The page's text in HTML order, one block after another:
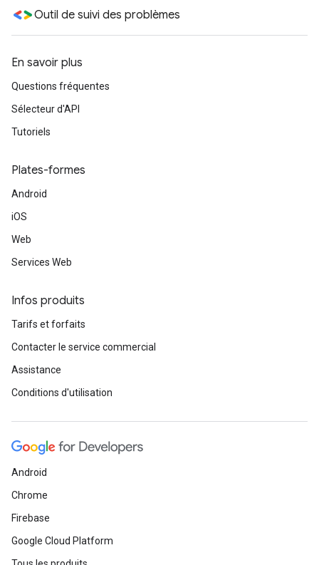
Outil de suivi des problèmes
En savoir plus
Questions fréquentes
Sélecteur d'API
Tutoriels
Plates-formes
Android
iOS
Web
Services Web
Infos produits
Tarifs et forfaits
Contacter le service commercial
Assistance
Conditions d'utilisation
Android
Chrome
Firebase
Google Cloud Platform